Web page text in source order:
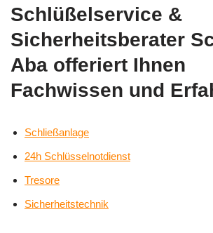
Schlüßelservice &
Sicherheitsberater
Aba offeriert Ihnen
Fachwissen und
Schließanlage
24h Schlüsselnotdienst
Tresore
Sicherheitstechnik